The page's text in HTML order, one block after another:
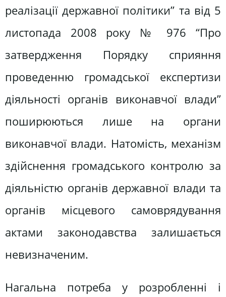
реалізації державної політики” та від 5
листопада 2008 року № 976 “Про
затвердження Порядку сприяння
проведенню громадської експертизи
діяльності органів виконавчої влади”
поширюються лише на органи
виконавчої влади. Натомість, механізм
здійснення громадського контролю за
діяльністю органів державної влади та
органів місцевого самоврядування
актами законодавства залишається
невизначеним.
Нагальна потреба у розробленні і